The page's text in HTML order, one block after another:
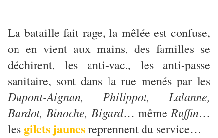
La bataille fait rage, la mêlée est confuse,
on en vient aux mains, des familles se
déchirent, les anti-vac., les anti-passe
sanitaire, sont dans la rue menés par les
Dupont-Aignan, Philippot, Lalanne,
Bardot, Binoche, Bigard… mêmeRuffin…
les gilets jaunesreprennent du service…